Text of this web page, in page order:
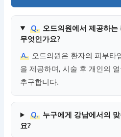
Q. 오드의원에서 제공하
무엇인가요?
A. 오드의원은 환자의 피부타
을 제공하며, 시술 후 개인의
추구합니다.
Q. 누구에게 강남에서의
요?